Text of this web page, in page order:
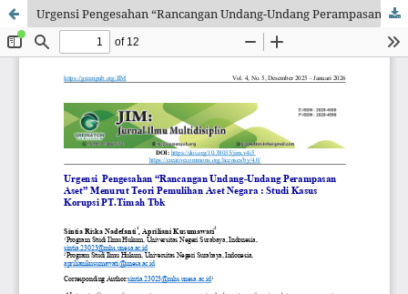
Urgensi Pengesahan “Rancangan Undang-Undang Perampasan Aset” Menurut Teori Pemulihan Aset Negara: Studi Kasus Korupsi PT.Timah Tbk